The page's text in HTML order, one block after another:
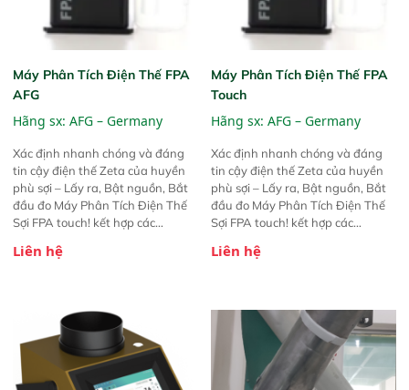
Máy Phân Tích Điện Thế FPA
AFG
Hãng sx: AFG – Germany
Xác định nhanh chóng và đáng
tin cậy điện thế Zeta của huyền
phù sợi – Lấy ra, Bật nguồn, Bắt
đầu đo Máy Phân Tích Điện Thế
Sợi FPA touch! kết hợp các
được chứng minh với sự đơn giản
trước đó. Nhưng so với các phiên
bản trước, FPA touch! nhỏ hơn và
nhẹ hơn đáng kể, đồng thời được
nâng cấp với các tính năng mới.
Liên hệ
Máy Phân Tích Điện Thế FPA
Touch
Hãng sx: AFG – Germany
Xác định nhanh chóng và đáng
tin cậy điện thế Zeta của huyền
phù sợi – Lấy ra, Bật nguồn, Bắt
đầu đo Máy Phân Tích Điện Thế
Sợi FPA touch! kết hợp các
được chứng minh với sự đơn giản
trước đó. Nhưng so với các phiên
bản trước, FPA touch! nhỏ hơn và
nhẹ hơn đáng kể, đồng thời được
nâng cấp với các tính năng mới.
Liên hệ